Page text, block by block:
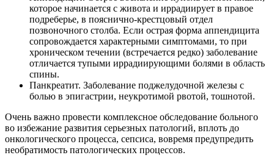
которое начинается с живота и иррадиирует в правое
подреберье, в пояснично-крестцовый отдел
позвоночного столба. Если острая форма аппендицита
сопровождается характерными симптомами, то при
хроническом течении (встречается редко) заболевание
отличается тупыми иррадиирующими болями в область
спины.
Панкреатит. Заболевание поджелудочной железы с
болью в эпигастрии, неукротимой рвотой, тошнотой.
Очень важно провести комплексное обследование больного
во избежание развития серьезных патологий, вплоть до
онкологического процесса, сепсиса, вовремя предупредить
необратимость патологических процессов.